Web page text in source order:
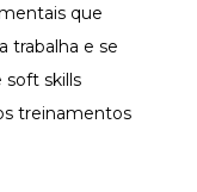
que
trabalha e se
soft skills
treinamentos